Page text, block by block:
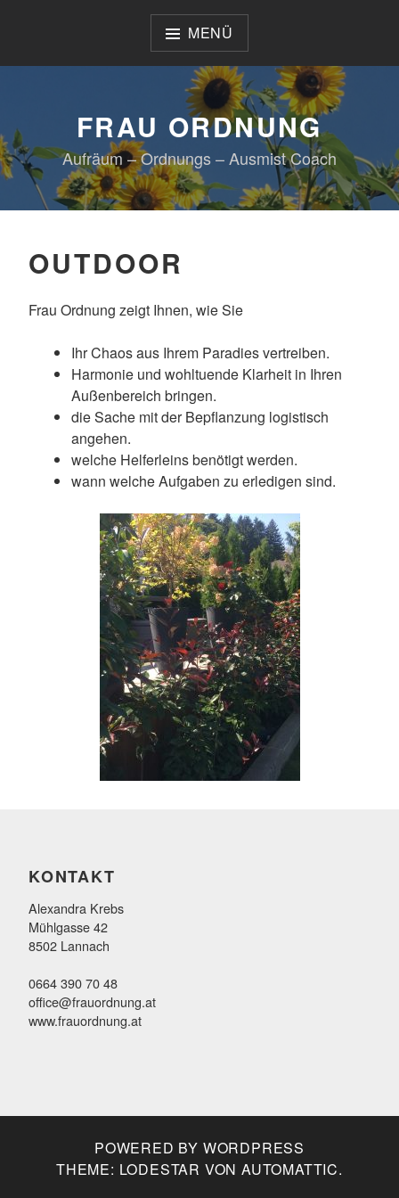
MENÜ
FRAU ORDNUNG
Aufräum – Ordnungs – Ausmist Coach
OUTDOOR
Frau Ordnung zeigt Ihnen, wie Sie
Ihr Chaos aus Ihrem Paradies vertreiben.
Harmonie und wohltuende Klarheit in Ihren
Außenbereich bringen.
die Sache mit der Bepflanzung logistisch
angehen.
welche Helferleins benötigt werden.
wann welche Aufgaben zu erledigen sind.
KONTAKT
Alexandra Krebs
Mühlgasse 42
8502 Lannach
0664 390 70 48
office@frauordnung.at
www.frauordnung.at
POWERED BY WORDPRESS
THEME: LODESTAR VONAUTOMATTIC.